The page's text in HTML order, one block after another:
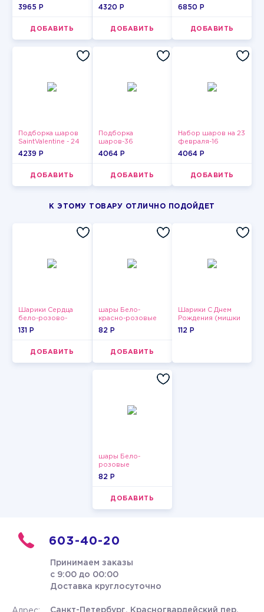
3965 P
ДОБАВИТЬ
4320 P
ДОБАВИТЬ
6850 P
ДОБАВИТЬ
Подборка шаров
SaintValentine - 24
4239 P
ДОБАВИТЬ
Подборка
шаров-36
4064 P
ДОБАВИТЬ
Набор шаров на 23
февраля-16
4064 P
ДОБАВИТЬ
К ЭТОМУ ТОВАРУ ОТЛИЧНО ПОДОЙДЕТ
Шарики Сердца
бело-розово-
красные
131 P
ДОБАВИТЬ
шары Бело-
красно-розовые
пастельные
82 P
ДОБАВИТЬ
Шарики С Днем
Рождения (мишки
и тортики)
112 P
шары Бело-
розовые
пастельные
82 P
ДОБАВИТЬ
603-40-20
Принимаем заказы
с 9:00 до 00:00
Доставка круглосуточно
Санкт-Петербург, Красногвардейский пер.